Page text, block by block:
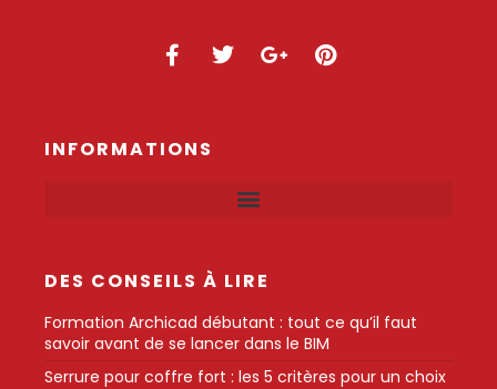
INFORMATIONS
DES CONSEILS À LIRE
Formation Archicad débutant : tout ce qu’il faut
savoir avant de se lancer dans le BIM
Serrure pour coffre fort : les 5 critères pour un choix